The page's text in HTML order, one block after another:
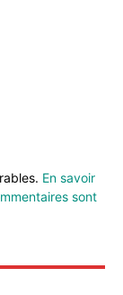
En savoir
sont